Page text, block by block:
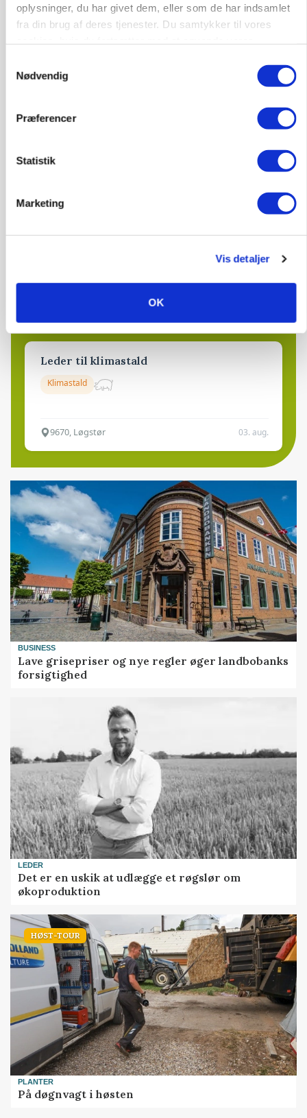
oplysninger, du har givet dem, eller som de har indsamlet
fra din brug af deres tjenester. Du samtykker til vores
Nødvendig
Præferencer
Statistik
Marketing
Vis detaljer
OK
Maskinstation
4700, Næstved 03. aug.
Medarbejdere til griseproduktion
03. aug.
Kalvepasser til ejendom i udvikling søges
Leder til klimastald
Klimastald
9670, Løgstør 03. aug.
BUSINESS
Lave grisepriser og nye regler øger landbobanks
forsigtighed
LEDER
Det er en uskik at udlægge et røgslør om
økoproduktion
HØST-TOUR
PLANTER
På døgnvagt i høsten